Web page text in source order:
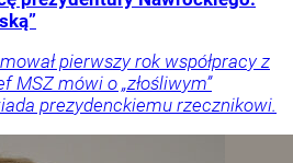
pierwszy rok współpracy z
MSZ mówi o „złośliwym”
prezydenckiemu rzecznikowi.